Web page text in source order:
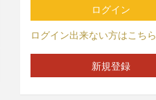
ログイン
ログイン出来ない方はこちら
新規登録